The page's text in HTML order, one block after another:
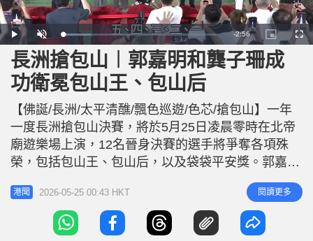
P
l
a
y
U
n
m
u
e
L
o
a
d
e
d
:
1
7
9
7
%
R
e
i
n
i
-2:56
P
i
c
t
u
-
c
t
u
r
e
F
u
長洲搶包山︱郭嘉明和龔子珊成
功衛冕包山王、包山后
【佛誕/長洲/太平清醮/飄色巡遊/色芯/搶包山】一年
一度長洲搶包山決賽，將於5月25日凌晨零時在北帝
廟遊樂場上演，12名晉身決賽的選手將爭奪各項殊
榮，包括包山王、包山后，以及袋袋平安獎。郭嘉明
和龔子珊衛冕包山王、包山后，二人分別得760分和
999分。 黃志傑獲男子組季軍，得742分；郭俊賢獲
男子組亞軍，得853分；馬學銘以177個包奪得「袋
袋平安獎」。 郭嘉明「超前」落地 鍾玉川被DQ 踏
港聞 2026-05-25 00:43 HKT 閱讀更多